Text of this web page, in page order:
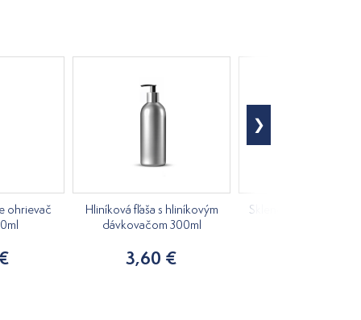
ohrievač
Hliníková fľaša s hliníkovým
dávkovačom 300ml
3,60 €
Sklenená karafa s